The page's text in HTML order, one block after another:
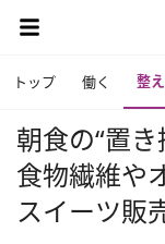
トップ 働く 整
朝食の“置
食物繊維や
スイーツ販